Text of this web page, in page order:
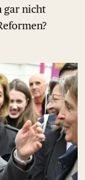
gar nicht